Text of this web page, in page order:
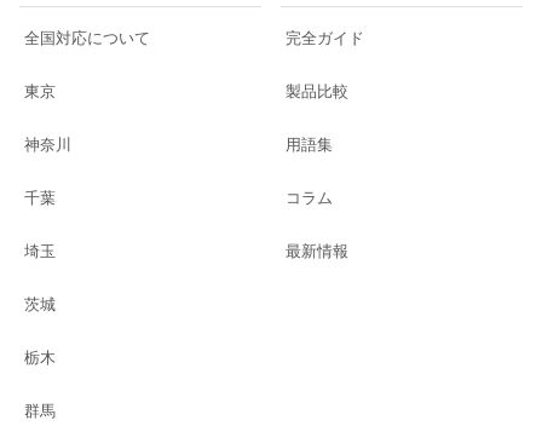
全国対応について
東京
神奈川
千葉
埼玉
茨城
栃木
群馬
完全ガイド
製品比較
用語集
コラム
最新情報